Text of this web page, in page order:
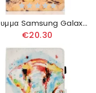
Κάλυμμα Samsung Galaxy Tab S6 Lite Παραλία Ανανά
€20.30